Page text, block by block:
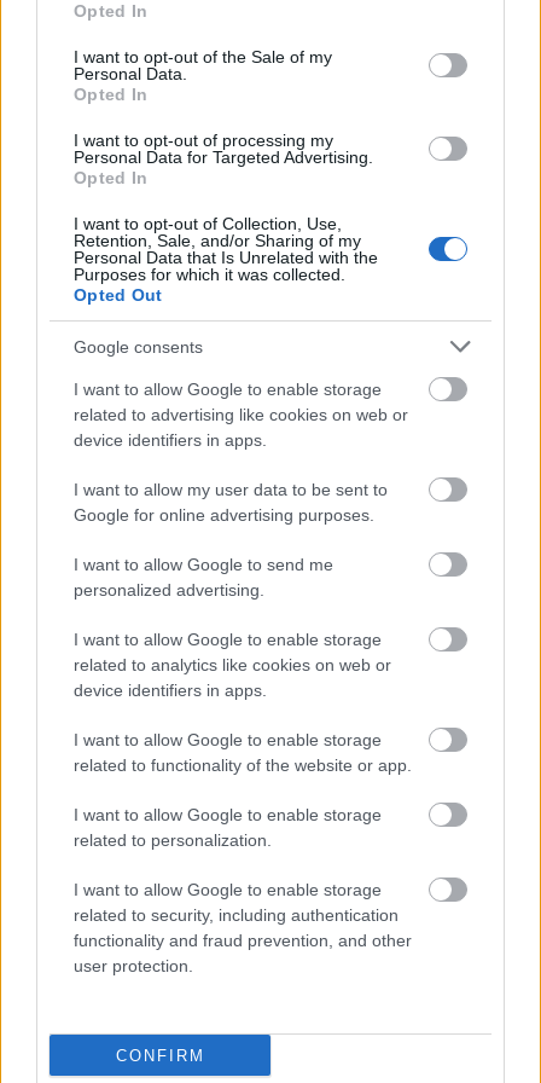
use your data for below specified purposes in below Google
consent section.
Opted In
I want to opt-out of the Sale of my
Personal Data.
Opted In
I want to opt-out of processing my
Personal Data for Targeted Advertising.
Opted In
I want to opt-out of Collection, Use,
Retention, Sale, and/or Sharing of my
Personal Data that Is Unrelated with the
Purposes for which it was collected.
Opted Out
Google consents
I want to allow Google to enable storage
related to advertising like cookies on web or
device identifiers in apps.
I want to allow my user data to be sent to
Google for online advertising purposes.
I want to allow Google to send me
personalized advertising.
I want to allow Google to enable storage
related to analytics like cookies on web or
device identifiers in apps.
I want to allow Google to enable storage
related to functionality of the website or app.
I want to allow Google to enable storage
related to personalization.
I want to allow Google to enable storage
related to security, including authentication
functionality and fraud prevention, and other
user protection.
CONFIRM
megérkezik majd.
És hogy mi várható a lemezen? Változatosság
és izgalmas, új tapasztalások lenyomata
"Az egész album születése alatt egyedül voltam
és ez koncepció volt számomra. Tudatosan nem
engedtem magamhoz senkit igazán közel, hogy
szembesüljek az egyedüllét valóságával, és ebből
az érzésből szerettem volna alkotni. Ez az állapot
– eleinte challenge – vezetett végig az alkotási
folyamaton és a gyászomon, amiből
megszületett egy zeneileg eklektikus, mégis,
Solére az új album megjelenésééig sem